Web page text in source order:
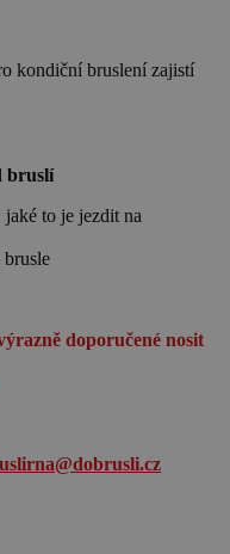
kondiční bruslení zajistí
bruslí
to je jezdit na
doporučené nosit